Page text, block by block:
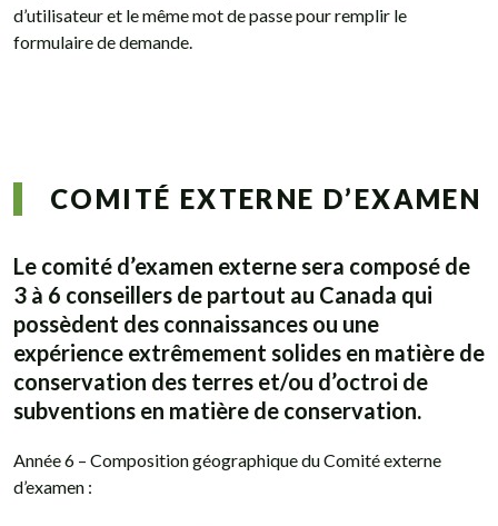
d’utilisateur et le même mot de passe pour remplir le
formulaire de demande.
COMITÉ EXTERNE D’EXAMEN
Le comité d’examen externe sera composé de
3 à 6 conseillers de partout au Canada qui
possèdent des connaissances ou une
expérience extrêmement solides en matière de
conservation des terres et/ou d’octroi de
subventions en matière de conservation.
Année 6 – Composition géographique du Comité externe
d’examen :